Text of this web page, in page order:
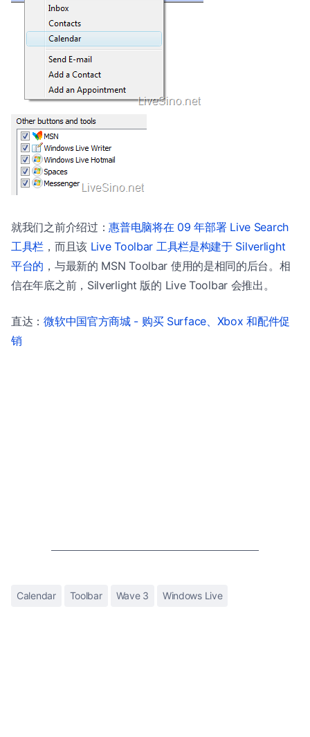
就我们之前介绍过：惠普电脑将在 09 年部署 Live Search
工具栏 ，而且该 Live Toolbar 工具栏是构建于 Silverlight
平台的 ，与最新的 MSN Toolbar 使用的是相同的后台。相
信在年底之前，Silverlight 版的 Live Toolbar 会推出。
直达：微软中国官方商城 - 购买 Surface、Xbox 和配件促
销
Calendar Toolbar Wave 3 Windows Live